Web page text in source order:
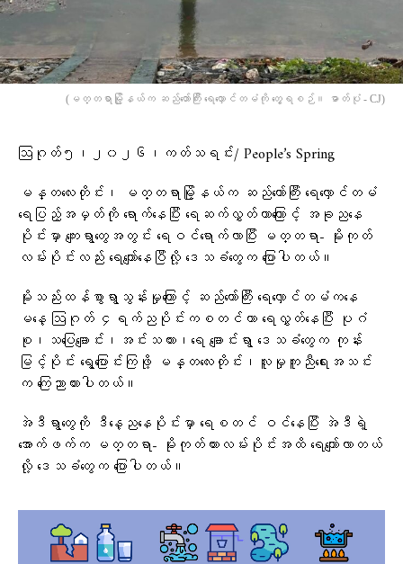
(မတ္တရာမြို့နယ်က ဆည်တော်ကြီး ရေလှောင်တမံကို တွေ့ရစဉ်။ ဓာတ်ပုံ - CJ)
ဩဂုတ်၅၊၂၀၂၆၊ကတ်သရင်း/ People’s Spring
မန္တလေးတိုင်း၊ မတ္တရာမြို့နယ်က ဆည်တော်ကြီး ရေလှောင်တမံ
ရေပြည့်အမှတ်ကို ရောက်နေပြီး ရေဆက်လွှတ်တာကြောင့် အခု‌‌ညနေ
ပိုင်းမှာ ကျေးရွာတွေအတွင်း ရေဝင်‌ရောက်လာပြီး မတ္တရာ- မိုးကုတ်
လမ်းပိုင်းလည်း ရေကျော်နေပြီလို့ ဒေသခံတွေက ပြောပါတယ်။
မိုးသည်းထန်စွာရွာသွန်းမှုကြောင့် ဆည်တော်ကြီး ရေလှောင်တမံကနေ
မနေ့ ဩဂုတ် ၄ရက်ညပိုင်းကစတင်ကာ ရေလွှတ်နေပြီး ပုဂံ
စု၊သပြေချောင်း၊အင်းသကား၊ရေ‌ ချောင်းရွာ ဒေသခံတွေက ‌‌‌‌‌‌‌‌‌‌‌‌‌‌‌‌‌‌‌‌‌‌‌‌‌ကုန်း
မြင့်ပိုင်း ရွေ့ပြောင်းကြဖို့ မန္တလေးတိုင်း၊လူမှုကူညီရေးအသင်း
က ကြေညာထားပါတယ်။
အဲဒီရွာတွေကို ဒီနေ့ညနေပိုင်းမှာ ရေစတင် ဝင်နေပြီး အဲဒီ‌‌ရဲ့
အောက်ဖက်က မတ္တရာ- မိုးကုတ်ကားလမ်းပိုင်းအထိ ရေကျော်လာတယ်
လို့ ဒေသခံတွေက ပြောပါတယ်။